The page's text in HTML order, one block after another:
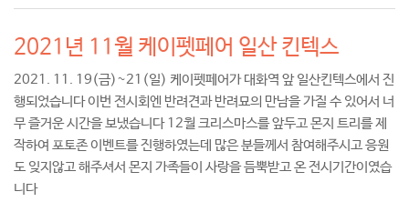
2021년 11월 케이펫페어 일산 킨텍스
2021. 11. 19(금)~21(일) 케이펫페어가 대화역 앞 일산킨텍스에서 진
행되었습니다 이번 전시회엔 반려견과 반려묘의 만남을 가질 수 있어서 너
무 즐거운 시간을 보냈습니다 12월 크리스마스를 앞두고 몬지 트리를 제
작하여 포토존 이벤트를 진행하였는데 많은 분들께서 참여해주시고 응원
도 잊지않고 해주셔서 몬지 가족들이 사랑을 듬뿍받고 온 전시기간이였습
니다